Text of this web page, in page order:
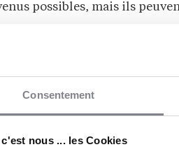
Consentement
nous ... les Cookies
possibles, mais ils
de développer la présence
il crée du contenu, anime